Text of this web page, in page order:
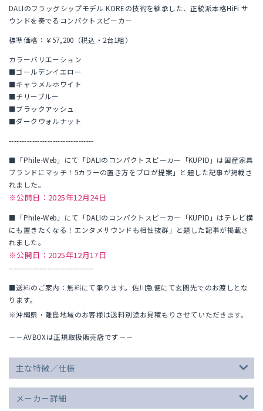
DALIのフラッグシップモデル KOREの技術を継承した、正統派本格HiFi サ
ウンドを奏でるコンパクトスピーカー
標準価格：￥57,200（税込・2台1組）
カラーバリエーション
■ゴールデンイエロー
■キャラメルホワイト
■チリーブルー
■ブラックアッシュ
■ダークウォルナット
---------------------------------
■「Phile-Web」にて「DALIのコンパクトスピーカー「KUPID」は国産家具
ブランドにマッチ！5カラーの置き方をプロが提案」と題した記事が掲載さ
れました。
※公開日：2025年12月24日
■「Phile-Web」にて「DALIのコンパクトスピーカー「KUPID」はテレビ横
にも置きたくなる！エンタメサウンドも相性抜群」と題した記事が掲載さ
れました。
※公開日：2025年12月17日
---------------------------------
■送料のご案内：無料にて承ります。佐川急便にて玄関先でのお渡しとな
ります。
※沖縄県・離島地域のお客様は送料別途お見積もりさせていただきます。
－－AVBOXは正規取扱販売店です－－
主な特徴／仕様
メーカー詳細